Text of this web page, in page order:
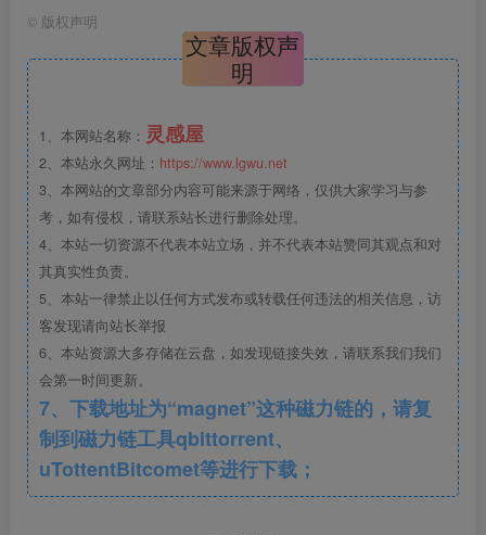
间权重分配上存在张力。新馆80%的展能增量主要服务于传
统架上绘画，而325英亩保护区的生态教育功能
性步道系统，二者尚未形成真正的拓扑渗透关系。
© 版权声明
文章版权声
明
1、本网站名称： 灵感屋
2、本站永久网址： https://www.lgwu.net
3、本网站的文章部分内容可能来源于网络，仅供大家学习与参
考，如有侵权，请联系站长进行删除处理。
4、本站一切资源不代表本站立场，并不代表本站赞同其观点和对
其真实性负责。
5、本站一律禁止以任何方式发布或转载任何违法的相关信息，访
客发现请向站长举报
6、本站资源大多存储在云盘，如发现链接失效，请联系我们我们
会第一时间更新。
7、下载地址为“magnet”这种磁力链的，请复
制到磁力链工具qbittorrent、
uTottentBitcomet等进行下载；